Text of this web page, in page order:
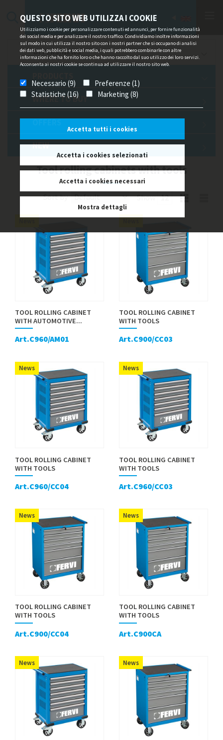
QUESTO SITO WEB UTILIZZA I COOKIE
Utilizziamo i cookie per personalizzare contenuti ed annunci, per fornire funzionalità
dei social media e per analizzare il nostro traffico. Condividiamo inoltre informazioni
sul modo in cui utilizza il nostro sito con i nostri partner che si occupano di analisi
dei dati web, pubblicità e social media, i quali potrebbero combinarle con altre
informazioni che ha fornito loro o che hanno raccolto dal suo utilizzo dei loro servizi.
Acconsenta ai nostri cookie se continua ad utilizzare il nostro sito web.
Necessario (9)
Preferenze (1)
Statistiche (16)
Marketing (8)
Accetta tutti i cookies
Accetta i cookies selezionati
Accetta i cookies necessari
Mostra dettagli
OFFERS/NEWS
WHERE TO BUY
OFFERS
NEW
Tool rolling cabinets with tools
Show
Sort by
TOOL ROLLING CABINET
WITH AUTOMOTIVE...
Art.C960/AM01
TOOL ROLLING CABINET
WITH TOOLS
Art.C900/CC03
News
TOOL ROLLING CABINET
WITH TOOLS
Art.C960/CC04
News
TOOL ROLLING CABINET
WITH TOOLS
Art.C960/CC03
News
TOOL ROLLING CABINET
WITH TOOLS
Art.C900/CC04
News
TOOL ROLLING CABINET
WITH TOOLS
Art.C900CA
News News